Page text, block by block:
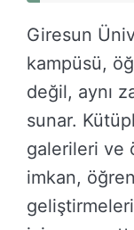
Giresun
kampüsü,
değil, aynı
sunar.
galerileri ve
imkan,